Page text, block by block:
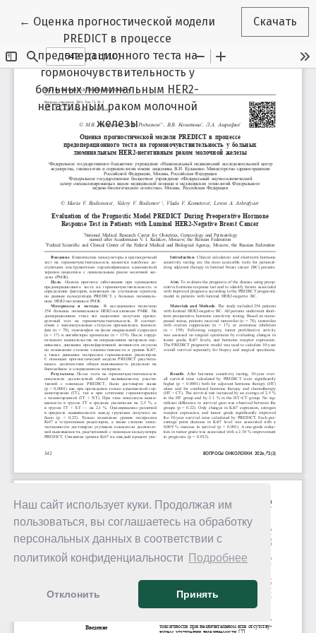
Наш сайт использует куки. Продолжая им
пользоваться, вы соглашаетесь на обработку
персональных данных в соответствии с
политикой конфиденциальности
Подробнее
Отклонить Принять
← Вернуться к Подробностям о статье
Оценка прогностической модели
PREDICT в процессе
предоперационного теста на
гормоночувствительность у
больных люминальным HER2-
негативным раком молочной
железы
Скачать